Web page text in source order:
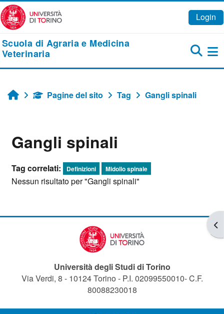
Vai al contenuto principale
Login
Scuola di Agraria e Medicina
Veterinaria
HomePagine del sito Tag Gangli spinali
Gangli spinali
Tag correlati: Definizioni Midollo spinale
Nessun risultato per "Gangli spinali"
Università degli Studi di Torino
Via Verdi, 8 - 10124 Torino - P.I. 02099550010- C.F.
80088230018